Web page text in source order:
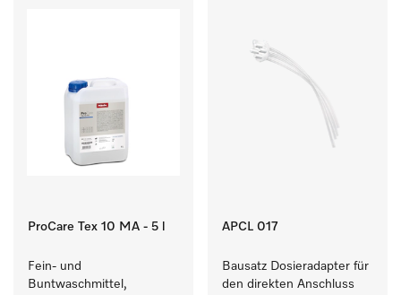
ProCare Tex 10 MA - 5 l
Fein- und
Buntwaschmittel,
APCL 017
Bausatz Dosieradapter für
den direkten Anschluss